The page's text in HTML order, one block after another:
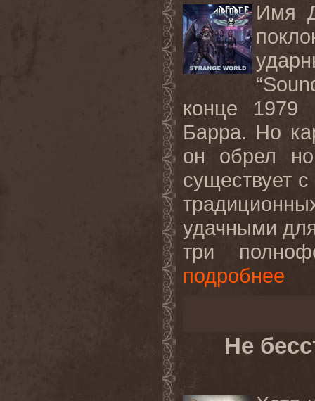
Имя
конце 1979
Барра. Но
он обрел
существует
удачными
три
подробнее
Не